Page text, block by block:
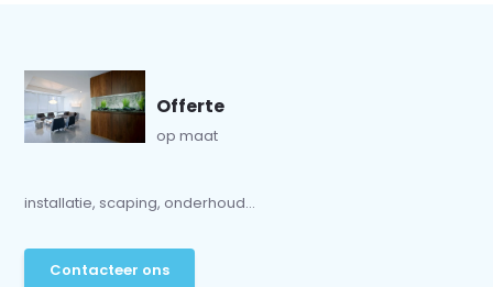
Offerte
op maat
installatie, scaping, onderhoud...
Contacteer ons